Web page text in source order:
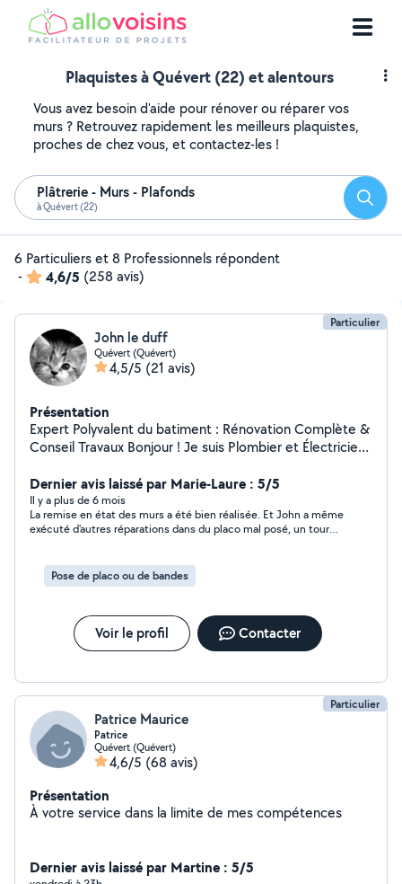
Plaquistes à Quévert (22) et alentours
Vous avez besoin d'aide pour rénover ou réparer vos
murs ? Retrouvez rapidement les meilleurs plaquistes,
proches de chez vous, et contactez-les !
Plâtrerie - Murs - Plafonds
à Quévert (22)
6 Particuliers et 8 Professionnels répondent
-
4,6/5 (258 avis)
Particulier
John le duff
Quévert (Quévert)
4,5/5 (21 avis)
Présentation
Expert Polyvalent du batiment : Rénovation Complète &
Conseil Travaux Bonjour ! Je suis Plombier et Électricien
solution unique pour tous vos projets d'intérieur.
J'apporte mon savoir-faire technique et mon sourire
pour vous garantir un chantier sans stress. Mon
expertise technique vous assure la sécurité et la
intervenants : Cœur Technique : Installations et mises
aux normes en Plomberie et Électricité. Projets Majeurs
Cuisines Équipées. Second Œuvre/Finition : Placo, pose
de Parquet, et agencement. Mon engagement : Gérez
service d'accompagnement/conseil pour optimiser
chaque étape de vos travaux, de A à Z. N'hésitez pas à
me contacter pour un échange convivial et un devis
Dernier avis laissé par Marie-Laure : 5/5
Il y a plus de 6 mois
La remise en état des murs a été bien réalisée. Et John a même
exécuté d'autres réparations dans du placo mal posé, un tour
Pose de placo ou de bandes
Voir le profil Contacter
Particulier
Patrice Maurice
Patrice
Quévert (Quévert)
4,6/5 (68 avis)
Présentation
À votre service dans la limite de mes compétences
Dernier avis laissé par Martine : 5/5